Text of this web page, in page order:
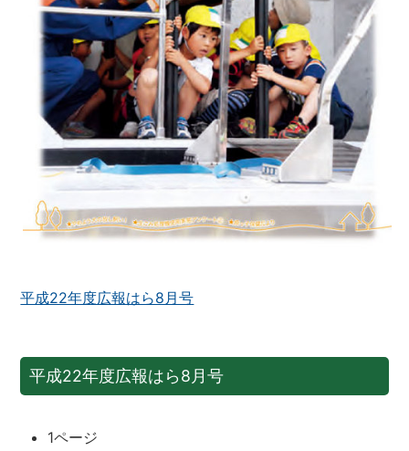
平成22年度広報はら8月号
平成22年度広報はら8月号
1ページ